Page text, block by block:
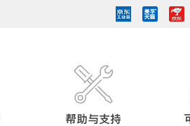
帮助与支持